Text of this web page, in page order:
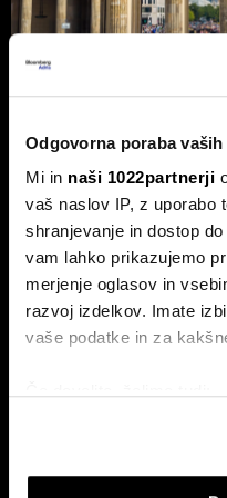
Odgovorna poraba
Mi in naši 1022partnerji
vaš naslov IP, z uporabo
shranjevanje in dostop
vam lahko prikazujemo
merjenje oglasov in
razvoj izdelkov. Imate
vaše podatke in za
Identificirati
Nemčija voli:
AfD in potop
'slovenski
Septembra v Saški-
Predpomorjanski deželne
Merzeve vlade.